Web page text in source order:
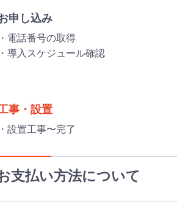
申し込み
電話番号の取得
導入スケジュール確認
事・設置
設置工事〜完了
支払い方法について